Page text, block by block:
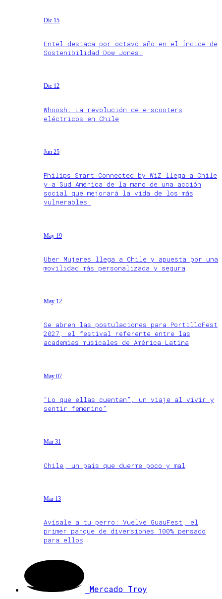
Dic 15
Entel destaca por octavo año en el Índice de
Sostenibilidad Dow Jones.
Dic 12
Whoosh: La revolución de e-scooters
eléctricos en Chile
Jun 25
Philips Smart Connected by WiZ llega a Chile
y a Sud América de la mano de una acción
social que mejorará la vida de los más
vulnerables
May 19
Uber Mujeres llega a Chile y apuesta por una
movilidad más personalizada y segura
May 12
Se abren las postulaciones para PortilloFest
2027, el festival referente entre las
academias musicales de América Latina
May 07
“Lo que ellas cuentan”, un viaje al vivir y
sentir femenino”
Mar 31
Chile, un país que duerme poco y mal
Mar 13
Avísale a tu perro: Vuelve GuauFest, el
primer parque de diversiones 100% pensado
para ellos
Mercado Troy